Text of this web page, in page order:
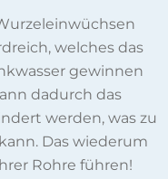
welches das
gewinnen
dadurch das
werden, was zu
Das wiederum
Rohre führen!